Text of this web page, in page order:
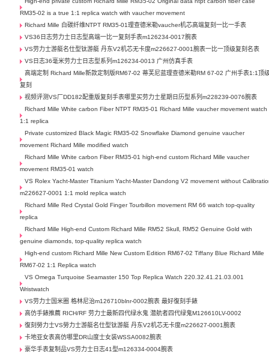
RM35-02 is a true 1:1 replica watch with vaucher movement
Richard Mille 白碳纤维NTPT RM35-01理查德米勒vaucher机芯高端复刻一比一手表
VS36日志劳力士日志型高端一比一复刻手表m126234-0017腕表
VS劳力士游艇名仕型钛游艇 丹东V2机芯无卡度m226627-0001腕表一比一顶级复刻名表
VS日志36毫米劳力士日志型系列m126234-0013 广州仿真手表
高端定制 Richard Mille新款定制版RM67-02 蒂芙尼蓝理查德米勒RM 67-02 广州手表1:1顶
复刻
视频评测VS厂DD182配重版复刻手表哪里买劳力士星期日历型系列m228239-0076腕表
Richard Mille White carbon Fiber NTPT RM35-01 Richard Mille vaucher movement watch
1:1 replica
Private customized Black Magic RM35-02 Snowflake Diamond genuine vaucher
movement Richard Mille modified watch
Richard Mille White carbon Fiber RM35-01 high-end custom Richard Mille vaucher
movement RM35-01 watch
VS Rolex Yacht-Master Titanium Yacht-Master Dandong V2 movement without
m226627-0001 1:1 mold replica watch
Richard Mille Red Crystal Gold Finger Tourbillon movement RM 66 watch top-quality
replica
Richard Mille High-end Custom Richard Mille RM52 Skull, RM52 Genuine Gold with
genuine diamonds, top-quality replica watch
High-end custom Richard Mille New Custom Edition RM67-02 Tiffany Blue Richard Mille
RM67-02 1:1 Replica watch
VS Omega Turquoise Seamaster 150 Top Replica Watch 220.32.41.21.03.001
Wristwatch
VS劳力士国米圈 格林尼治m126710blnr-0002腕表 最好復刻手錶
高仿手錶推薦 RICH/RF 劳力士最新四代绿水鬼 潜航者四代绿鬼M126610LV-0002
復刻勞力士VS勞力士游艇名仕型钛游艇 丹东V2机芯无卡度m226627-0001腕表
卡地亚女表高仿哪里DR山度士女装WSSA0082腕表
豪华手表复制品VS劳力士日志41型m126334-0004腕表